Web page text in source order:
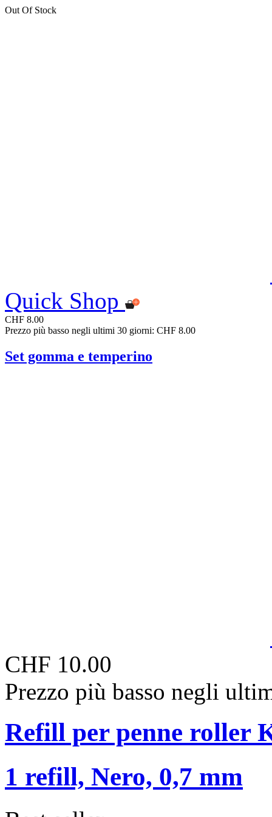
Out Of Stock
Quick Shop
CHF 8.00
Prezzo più basso negli ultimi 30 giorni: CHF 8.00
Set gomma e temperino
CHF 10.00
Prezzo più basso negli
Refill per penne roller
1 refill, Nero, 0,7 mm